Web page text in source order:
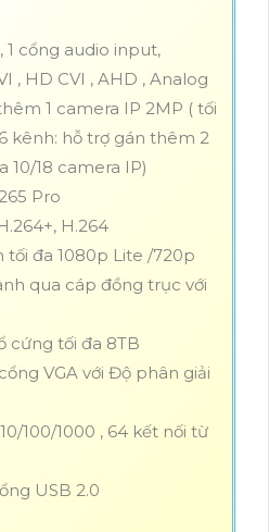
1 cổng audio input,
, HD CVI , AHD , Analog
1 camera IP 2MP ( tối
kênh: hỗ trợ gán thêm 2
10/18 camera IP)
Pro
H.264
tối đa 1080p Lite /720p
qua cáp đồng trục với
cứng tối đa 8TB
VGA với Độ phân giải
100/1000 , 64 kết nối từ
USB 2.0